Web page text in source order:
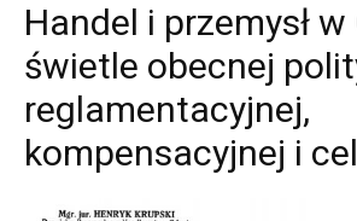
Handel i przemysł
świetle obecnej
reglamentacyjnej,
kompensacyjnej i